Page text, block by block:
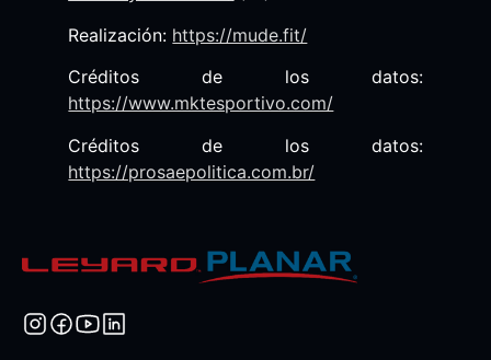
Realización: https://mude.fit/
Créditos de los datos:
https://www.mktesportivo.com/
Créditos de los datos:
https://prosaepolitica.com.br/